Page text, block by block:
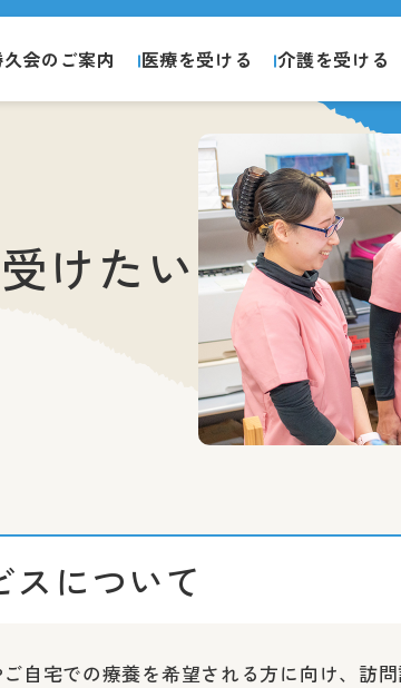
会のご案内 医療を受ける 介護を受ける
けたい
について
自宅での療養を希望される方に向け、訪